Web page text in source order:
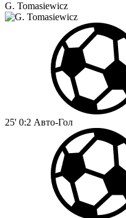
G. Tomasiewicz
25' 0:2 Авто-Гол